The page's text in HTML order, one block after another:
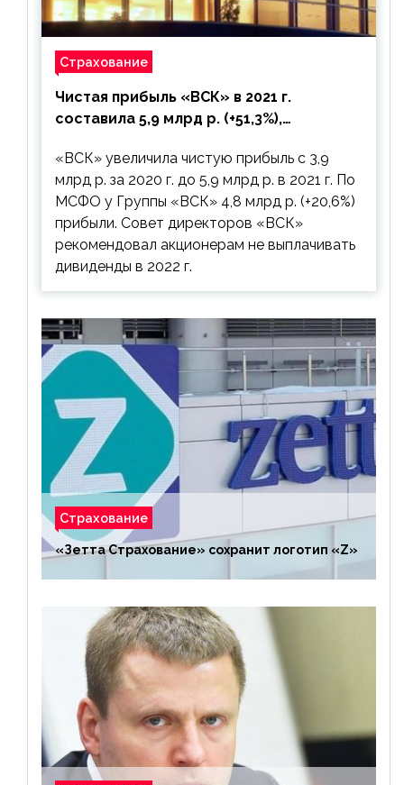
Страхование
Чистая прибыль «ВСК» в 2021 г.
составила 5,9 млрд р. (+51,3%),
выплачивать
«ВСК» увеличила чистую прибыль с 3,9
млрд р. за 2020 г. до 5,9 млрд р. в 2021 г. По
МСФО у Группы «ВСК» 4,8 млрд р. (+20,6%)
прибыли. Совет директоров «ВСК»
рекомендовал акционерам не выплачивать
дивиденды в 2022 г.
Страхование
«Зетта Страхование» сохранит логотип «Z»